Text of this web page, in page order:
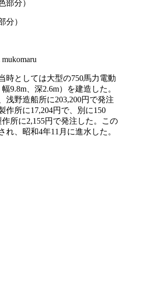
分）
mukomaru
時としては大型の750馬力電動
9.8m、深2.6m）を建造した。
浅野造船所に203,200円で発注
作所に17,204円で、別に150
所に2,155円で発注した。この
れ、昭和4年11月に進水した。